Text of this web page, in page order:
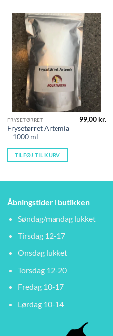
FRYSETØRRET
Frysetørret Artemia
– 1000 ml
99,00 kr.
TILFØJ TIL KURV
Åbningstider i butikken
Søndag/mandag lukket
Tirsdag 12-17
Onsdag lukket
Torsdag 12-20
Fredag 10-17
Lørdag 10-14